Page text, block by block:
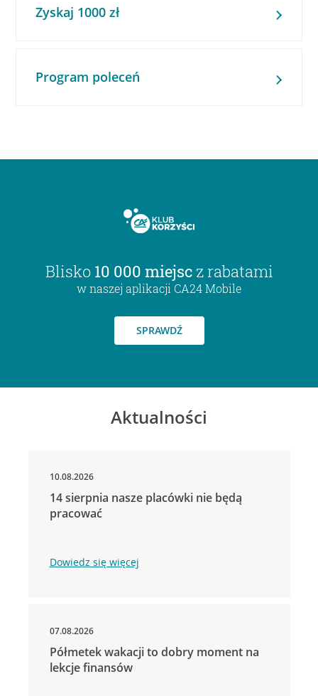
Zyskaj 1000 zł
Program poleceń
Blisko 10 000 miejsc z rabatami
w naszej aplikacji CA24 Mobile
SPRAWDŹ
Aktualności
10.08.2026
14 sierpnia nasze placówki nie będą
pracować
Dowiedz się więcej
07.08.2026
Półmetek wakacji to dobry moment na
lekcje finansów